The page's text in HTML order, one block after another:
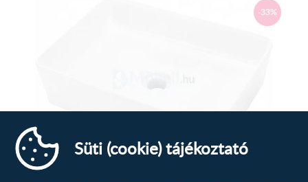
-33%
Süti (cookie) tájékoztató